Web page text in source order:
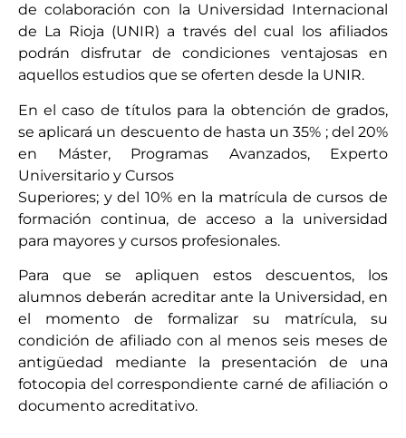
de colaboración con la Universidad Internacional
de La Rioja (UNIR) a través del cual los afiliados
podrán disfrutar de condiciones ventajosas en
aquellos estudios que se oferten desde la UNIR.
En el caso de títulos para la obtención de grados,
se aplicará un descuento de hasta un 35% ; del 20%
en Máster, Programas Avanzados, Experto
Universitario y Cursos
Superiores; y del 10% en la matrícula de cursos de
formación continua, de acceso a la universidad
para mayores y cursos profesionales.
Para que se apliquen estos descuentos, los
alumnos deberán acreditar ante la Universidad, en
el momento de formalizar su matrícula, su
condición de afiliado con al menos seis meses de
antigüedad mediante la presentación de una
fotocopia del correspondiente carné de afiliación o
documento acreditativo.